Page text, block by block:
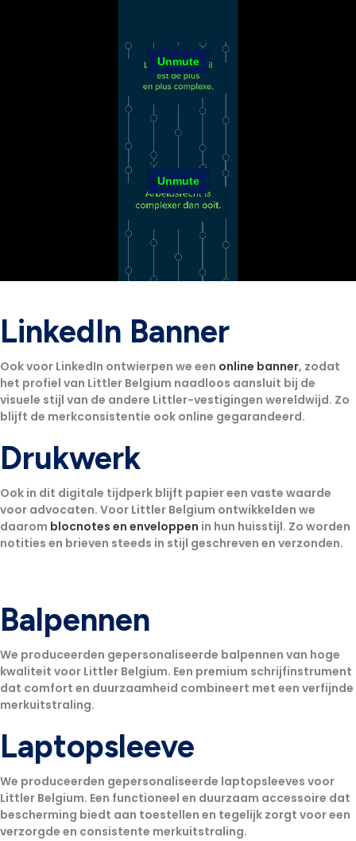
LinkedIn Banner
Ook voor LinkedIn ontwierpen we een online banner, zodat
het profiel van Littler Belgium naadloos aansluit bij de
visuele stijl van de andere Littler-vestigingen wereldwijd. Zo
blijft de merkconsistentie ook online gegarandeerd.
Drukwerk
Ook in dit digitale tijdperk blijft papier een vaste waarde
voor advocaten. Voor Littler Belgium ontwikkelden we
daarom blocnotes en enveloppen in hun huisstijl. Zo worden
notities en brieven steeds in stijl geschreven en verzonden.
Balpennen
We produceerden gepersonaliseerde balpennen van hoge
kwaliteit voor Littler Belgium. Een premium schrijfinstrument
dat comfort en duurzaamheid combineert met een verfijnde
merkuitstraling.
Laptopsleeve
We produceerden gepersonaliseerde laptopsleeves voor
Littler Belgium. Een functioneel en duurzaam accessoire dat
bescherming biedt aan toestellen en tegelijk zorgt voor een
verzorgde en consistente merkuitstraling.